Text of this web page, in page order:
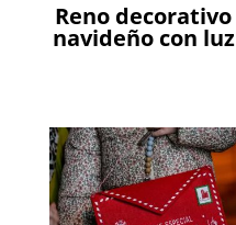
Reno decorativo
navideño con luz